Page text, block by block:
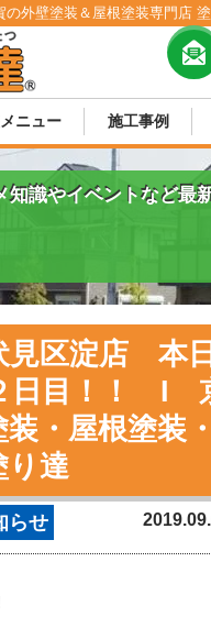
の外壁塗装＆屋根塗装専門店
ニュー 施工事例
知識やイベントなど最
区淀店 本
日目！！ I
・屋根塗装
達
らせ